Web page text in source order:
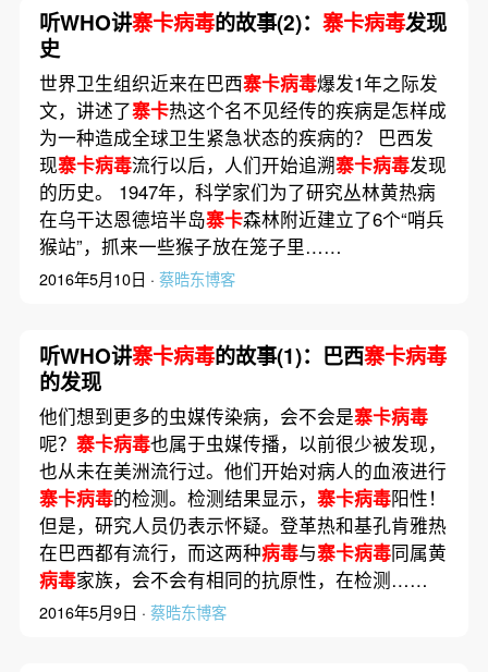
听WHO讲寨卡病毒的故事(2)： 寨卡病毒发现
史
世界卫生组织近来在巴西寨卡病毒爆发1年之际发
文，讲述了寨卡热这个名不见经传的疾病是怎样成
为一种造成全球卫生紧急状态的疾病的？ 巴西发
现寨卡病毒流行以后，人们开始追溯寨卡病毒发现
的历史。 1947年，科学家们为了研究丛林黄热病
在乌干达恩德培半岛寨卡森林附近建立了6个“哨兵
猴站”，抓来一些猴子放在笼子里……
2016年5月10日 · 蔡晧东博客
听WHO讲寨卡病毒的故事(1)：巴西寨卡病毒
的发现
他们想到更多的虫媒传染病，会不会是寨卡病毒
呢？ 寨卡病毒也属于虫媒传播，以前很少被发现，
也从未在美洲流行过。他们开始对病人的血液进行
寨卡病毒的检测。检测结果显示， 寨卡病毒阳性！
但是，研究人员仍表示怀疑。登革热和基孔肯雅热
在巴西都有流行，而这两种病毒与寨卡病毒同属黄
病毒家族，会不会有相同的抗原性，在检测……
2016年5月9日 · 蔡晧东博客